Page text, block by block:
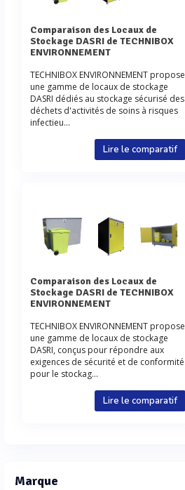
Comparaison des Locaux de
Stockage DASRI de TECHNIBOX
ENVIRONNEMENT
TECHNIBOX ENVIRONNEMENT propose
une gamme de locaux de stockage
DASRI dédiés au stockage sécurisé des
déchets d'activités de soins à risques
infectieu...
Lire le comparatif
Comparaison des Locaux de
Stockage DASRI de TECHNIBOX
ENVIRONNEMENT
TECHNIBOX ENVIRONNEMENT propose
une gamme de locaux de stockage
DASRI, conçus pour répondre aux
exigences de sécurité et de conformité
pour le stockag...
Lire le comparatif
Marque